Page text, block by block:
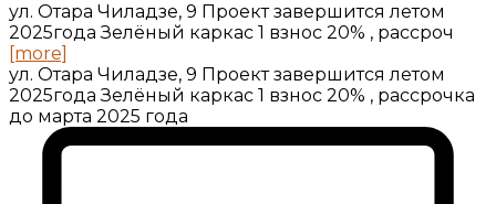
ул. Отара Чиладзе, 9 Проект завершится летом
2025года Зелёный каркас 1 взнос 20% , рассроч
[more]
ул. Отара Чиладзе, 9 Проект завершится летом
2025года Зелёный каркас 1 взнос 20% , рассрочка
до марта 2025 года